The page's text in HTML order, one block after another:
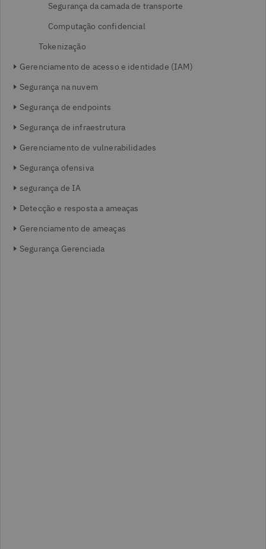
Segurança da camada de transporte
Computação confidencial
Tokenização
Gerenciamento de acesso e identidade (IAM)
Segurança na nuvem
Segurança de endpoints
Segurança de infraestrutura
Gerenciamento de vulnerabilidades
Segurança ofensiva
segurança de IA
Detecção e resposta a ameaças
Gerenciamento de ameaças
Segurança Gerenciada